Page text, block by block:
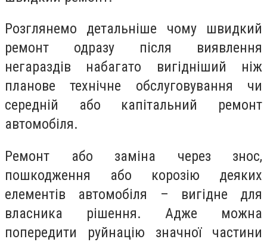
Розглянемо детальніше чому швидкий
ремонт одразу після виявлення
негараздів набагато вигідніший ніж
планове технічне обслуговування чи
середній або капітальний ремонт
автомобіля.
Ремонт або заміна через знос,
пошкодження або корозію деяких
елементів автомобіля – вигідне для
власника рішення. Адже можна
попередити руйнацію значної частини